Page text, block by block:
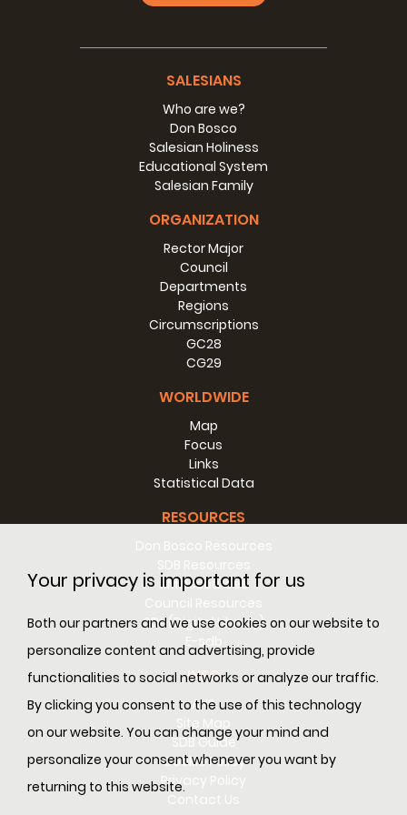
Your privacy is important for us
Both our partners and we use cookies on our website to
personalize content and advertising, provide
functionalities to social networks or analyze our traffic.
By clicking you consent to the use of this technology
on our website. You can change your mind and
personalize your consent whenever you want by
returning to this website.
SALESIANS
Who are we?
Don Bosco
Salesian Holiness
Educational System
Salesian Family
ORGANIZATION
Rector Major
Council
Departments
Regions
Circumscriptions
GC28
CG29
WORLDWIDE
Map
Focus
Links
Statistical Data
RESOURCES
RM Resources
SDL (Digital Library)
E-sdb
INFO
ANS
Site Map
SDB Guide
Cookie Policy
Privacy Policy